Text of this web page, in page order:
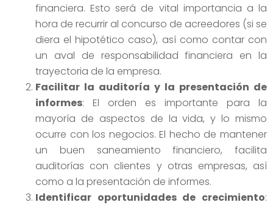
financiera. Esto será de vital importancia a la
hora de recurrir al concurso de acreedores (si se
diera el hipotético caso), así como contar con
un aval de responsabilidad financiera en la
trayectoria de la empresa.
Facilitar la auditoría y la presentación de
informes: El orden es importante para la
mayoría de aspectos de la vida, y lo mismo
ocurre con los negocios. El hecho de mantener
un buen saneamiento financiero, facilita
auditorías con clientes y otras empresas, así
como a la presentación de informes.
Identificar oportunidades de crecimiento: